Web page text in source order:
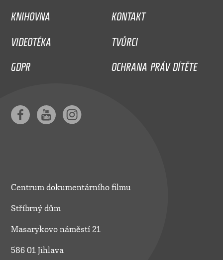
KNIHOVNA
KONTAKT
VIDEOTÉKA
TVŮRCI
GDPR
OCHRANA PRÁV DÍTĚTE
Centrum dokumentárního filmu
Stříbrný dům
Masarykovo náměstí 21
586 01 Jihlava